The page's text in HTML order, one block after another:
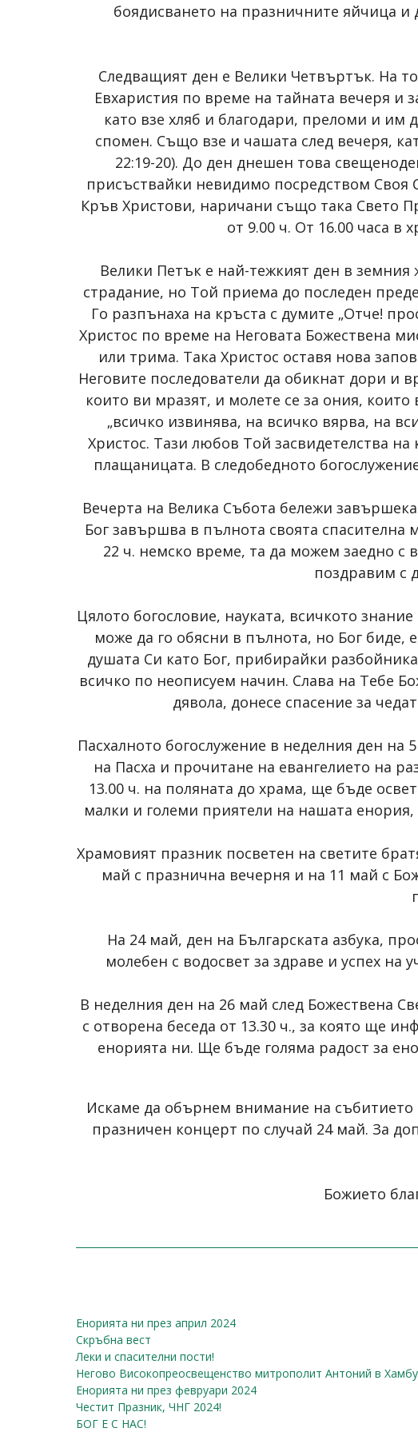
боядисването на празничните яйчица
Следващият ден е Велики Четвъртък. На
Евхаристия по време на тайната вечеря и
като взе хляб и благодари, преломи и им
спомен. Също взе и чашата след вечеря,
22:19-20). До ден днешен това
присъствайки невидимо посредством
Кръв Христови, наричани също така Свето
от 9.00 ч. От 16.00 часа в
Велики Петък е най-тежкият ден в
страдание, но Той приема до последен
Го разпънаха на кръста с думите „Отче!
Христос по време на Неговата Божествена
или трима. Така Христос оставя нова
Неговите последователи да обикнат дори и
които ви мразят, и молете се за ония,
„всичко извинява, на всичко вярва, на
Христос. Тази любов Той засвидетелства
плащаницата. В следобедното
Вечерта на Велика Събота бележи
Бог завършва в пълнота своята спасителна
22 ч. немско време, та да можем заедно с
поздравим с
Цялото богословие, науката, всичкото
може да го обясни в пълнота, но Бог биде,
душата Си като Бог, прибирайки
всичко по неописуем начин. Слава на Тебе
дявола, донесе спасение за
Пасхалното богослужение в неделния ден
на Пасха и прочитане на евангелието на
13.00 ч. на поляната до храма, ще бъде
малки и големи приятели на нашата
Храмовият празник посветен на светите
май с празнична вечерня и на 11 май с
На 24 май, ден на Българската азбука,
молебен с водосвет за здраве и успех на
В неделния ден на 26 май след Божествена
с отворена беседа от 13.30 ч., за която ще
енорията ни. Ще бъде голяма радост за
Искаме да обърнем внимание на събитието
празничен концерт по случай 24 май. За
Божието
Енорията ни през април 2024
Скръбна вест
Леки и спасителни пости!
Негово Високопреосвещенство митрополит Антоний в
Енорията ни през февруари 2024
Честит Празник, ЧНГ 2024!
БОГ Е С НАС!